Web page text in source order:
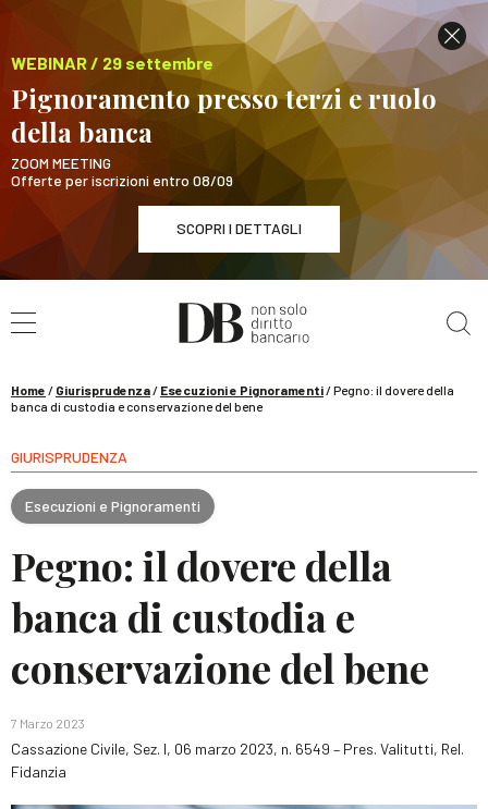
WEBINAR / 29 settembre
Pignoramento presso terzi e ruolo
della banca
ZOOM MEETING
Offerte per iscrizioni entro 08/09
SCOPRI I DETTAGLI
WEBINAR / 29 settembre
Pignoramento presso terzi e ruolo della banca
Home / Giurisprudenza/ Esecuzioni e Pignoramenti/Pegno: il dovere della
banca di custodia e conservazione del bene
GIURISPRUDENZA
Esecuzioni e Pignoramenti
Pegno: il dovere della
banca di custodia e
conservazione del bene
7 Marzo 2023
Cassazione Civile, Sez. I, 06 marzo 2023, n. 6549 – Pres. Valitutti, Rel.
Fidanzia